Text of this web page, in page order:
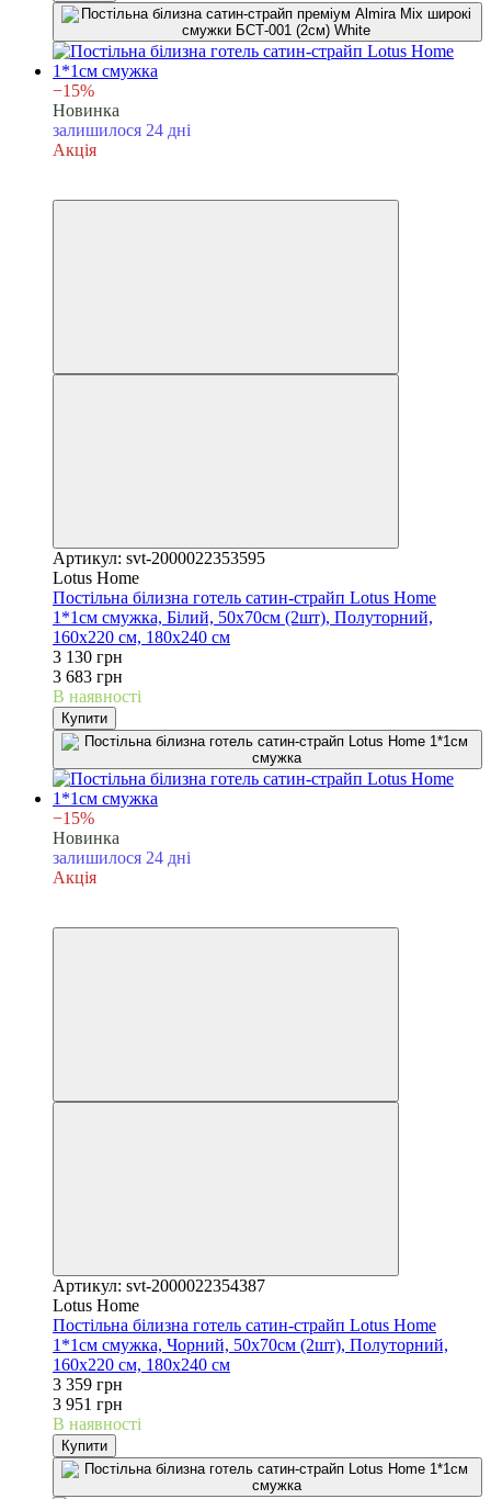
−15%
Новинка
залишилося 24 дні
Акція
Артикул: svt-2000022353595
Lotus Home
Постільна білизна готель сатин-страйп Lotus Home
1*1см смужка, Білий, 50х70см (2шт), Полуторний,
160х220 см, 180х240 см
3 130 грн
3 683 грн
В наявності
Купити
−15%
Новинка
залишилося 24 дні
Акція
Артикул: svt-2000022354387
Lotus Home
Постільна білизна готель сатин-страйп Lotus Home
1*1см смужка, Чорний, 50х70см (2шт), Полуторний,
160х220 см, 180х240 см
3 359 грн
3 951 грн
В наявності
Купити